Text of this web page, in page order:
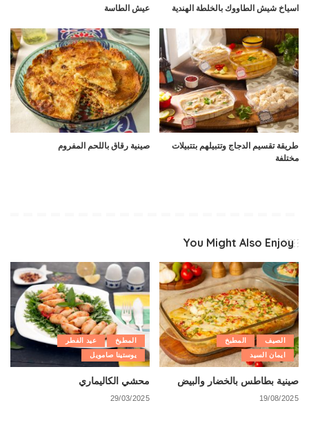
اسياخ شيش الطاووك بالخلطة الهندية عيش الطاسة
طريقة تقسيم الدجاج وتتبيلهم بتتبيلات
مختلفة
صينية رقاق باللحم المفروم
You Might Also Enjoy
الصيف
المطبخ
ايمان السيد
صينية بطاطس بالخضار والبيض
19/08/2025
المطبخ
عيد الفطر
يوستينا صامويل
محشي الكاليماري
29/03/2025